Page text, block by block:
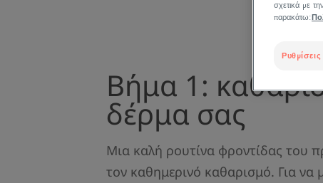
Βήμα 1:
δέρμα σας
Μια καλή ρουτίνα φροντίδας του
τον καθημερινό καθαρισμό. Για να
σχετικά με
παρακάτω: